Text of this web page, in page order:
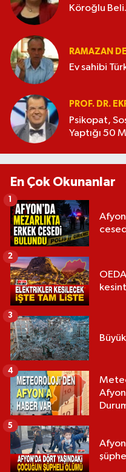
Köroğlu
RAMAZAN
Ev sahibi
PROF. DR.
Psikopat,
Yaptığı 50
En Çok Okunanlar
1
2
3
4
5